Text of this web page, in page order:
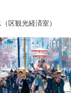
区観光経済室）